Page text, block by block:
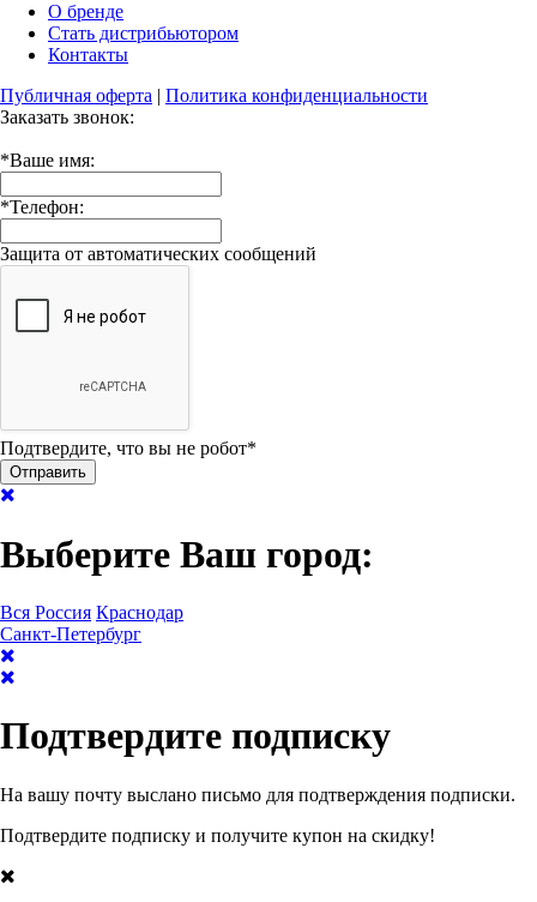
О бренде
Стать дистрибьютором
Контакты
Публичная оферта | Политика конфиденциальности
Заказать звонок:
*Ваше имя:
*Телефон:
Защита от автоматических сообщений
Подтвердите, что вы не робот*
Выберите Ваш город:
Вся Россия Краснодар
Санкт-Петербург
Подтвердите подписку
На вашу почту выслано письмо для подтверждения подписки.
Подтвердите подписку и получите купон на скидку!